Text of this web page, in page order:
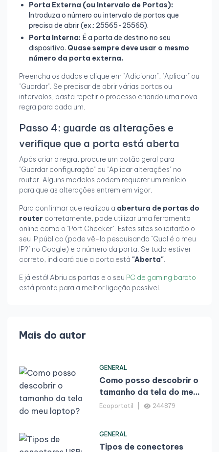
Porta Externa (ou Intervalo de Portas):
Introduza o número ou intervalo de portas que
precisa de abrir (ex.: 25565-25565).
Porta Interna: É a porta de destino no seu
dispositivo. Quase sempre deve usar o mesmo
número da porta externa.
Preencha os dados e clique em "Adicionar", "Aplicar" ou
"Guardar". Se precisar de abrir várias portas ou
intervalos, basta repetir o processo criando uma nova
regra para cada um.
Passo 4: guarde as alterações e
verifique que a porta está aberta
Após criar a regra, procure um botão geral para
"Guardar configuração" ou "Aplicar alterações" no
router. Alguns modelos podem requerer um reinício
para que as alterações entrem em vigor.
Para confirmar que realizou a abertura de portas do
router corretamente, pode utilizar uma ferramenta
online como o "Port Checker". Estes sites solicitarão o
seu IP público (pode vê-lo pesquisando "Qual é o meu
IP?" no Google) e o número da porta. Se tudo estiver
correto, indicará que a porta está "Aberta".
E já está! Abriu as portas e o seu PC de gaming barato
está pronto para a melhor ligação possível.
Mais do autor
GENERAL
Como posso descobrir o
tamanho da tela do meu
laptop?
Ecoportatil 244879
GENERAL
Tipos de conectores